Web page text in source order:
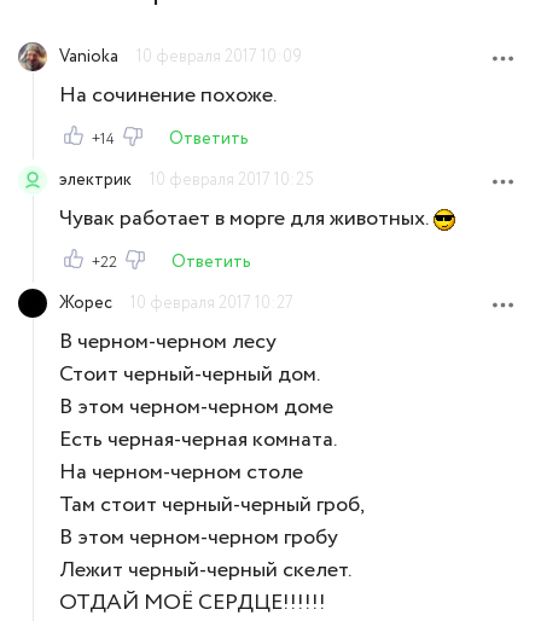
Vanioka 10 февраля 2017 10:09
На сочинение похоже.
+14
Ответить
электрик
10 февраля 2017 10:25
Чувак работает в морге для животных.
+22
Ответить
Жорес
10 февраля 2017 10:27
В черном-черном лесу
Стоит черный-черный дом.
В этом черном-черном доме
Есть черная-черная комната.
На черном-черном столе
Там стоит черный-черный гроб,
В этом черном-черном гробу
Лежит черный-черный скелет.
ОТДАЙ МОЁ СЕРДЦЕ!!!!!!